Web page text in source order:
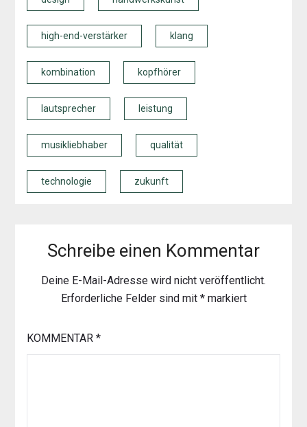
high-end-verstärker klang
kombination kopfhörer
lautsprecher leistung
musikliebhaber qualität
technologie zukunft
Schreibe einen Kommentar
Deine E-Mail-Adresse wird nicht veröffentlicht.
Erforderliche Felder sind mit *markiert
KOMMENTAR *